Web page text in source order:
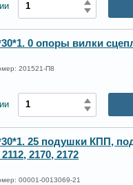
0 опоры вилки
201521-П8
25 подушки КПП,
2170, 2172
00001-0013069-21